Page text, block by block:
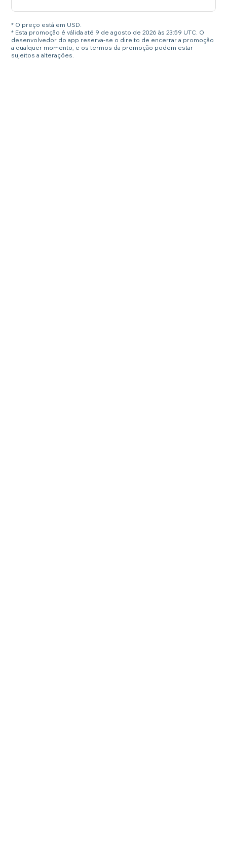
* O preço está em USD.
* Esta promoção é válida até 9 de agosto de 2026 às 23:59 UTC. O
desenvolvedor do app reserva-se o direito de encerrar a promoção
a qualquer momento, e os termos da promoção podem estar
sujeitos a alterações.